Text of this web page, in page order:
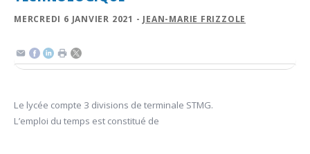
MERCREDI 6 JANVIER 2021 -JEAN-MARIE FRIZZOLE
Le lycée compte 3 divisions de terminale STMG.
L’emploi du temps est constitué de